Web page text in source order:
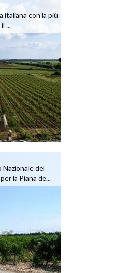
italiana con la più
...
Nazionale del
la Piana de...